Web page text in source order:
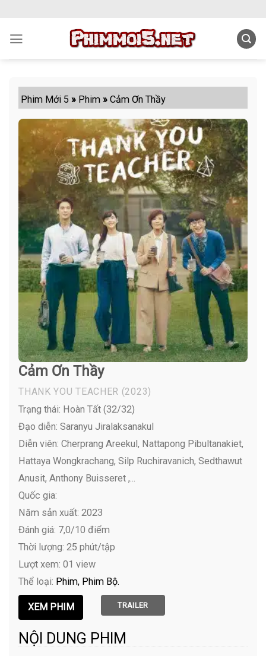
content
Phim Mới 5 » Phim »Cảm Ơn Thầy
Cảm Ơn Thầy
THANK YOU TEACHER (2023)
Trạng thái: Hoàn Tất (32/32)
Đạo diễn: Saranyu Jiralaksanakul
Diễn viên: Cherprang Areekul, Nattapong Pibultanakiet,
Hattaya Wongkrachang, Silp Ruchiravanich, Sedthawut
Anusit, Anthony Buisseret ,...
Quốc gia:
Năm sản xuất: 2023
Đánh giá: 7,0/10 điểm
Thời lượng: 25 phút/tập
Lượt xem: 01 view
Thể loại: Phim Phim Bộ
TRAILER
NỘI DUNG PHIM